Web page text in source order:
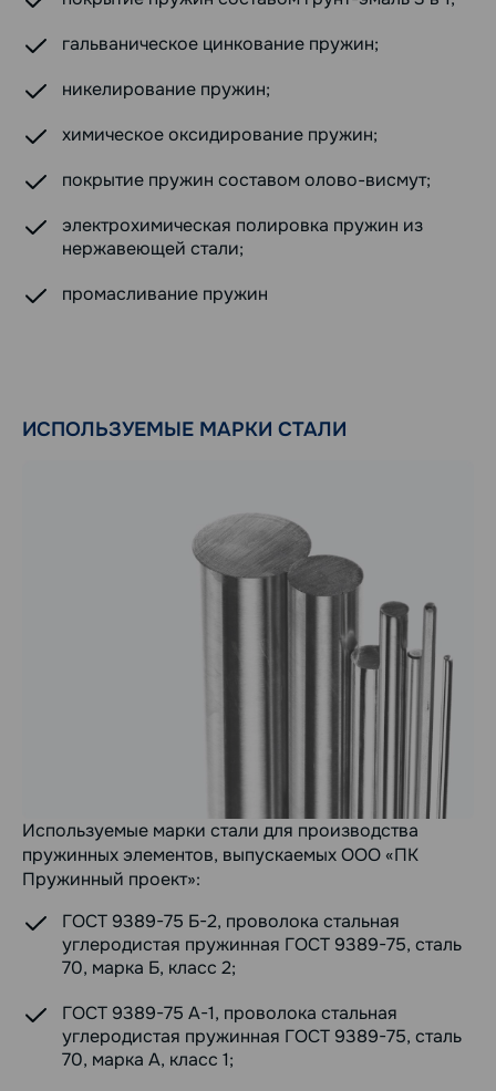
гальваническое цинкование пружин;
никелирование пружин;
химическое оксидирование пружин;
покрытие пружин составом олово-висмут;
электрохимическая полировка пружин из
нержавеющей стали;
промасливание пружин
ИСПОЛЬЗУЕМЫЕ МАРКИ СТАЛИ
Используемые марки стали для производства
пружинных элементов, выпускаемых ООО «ПК
Пружинный проект»:
ГОСТ 9389-75 Б-2, проволока стальная
углеродистая пружинная ГОСТ 9389-75, сталь
70, марка Б, класс 2;
ГОСТ 9389-75 А-1, проволока стальная
углеродистая пружинная ГОСТ 9389-75, сталь
70, марка А, класс 1;